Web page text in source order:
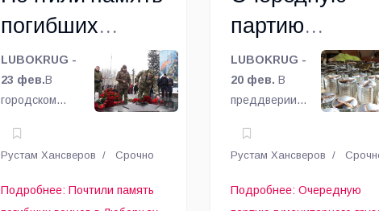
Отечества,
сообщает
Ассоциация
погибших
воинов в
Люберцах
LUBOKRUG -
23 фев.В
городском
Люберцы
накануне Дня
Отечества
Рустам Хансверов Срочно
Подробнее: Почтили память
партию
гуманитарного
груза
волонтёры
Дзержинского
Люберецкого
LUBOKRUG -
20 фев. В
преддверии
защитника
Отечества
общественного
Рустам Хансверов
Подробнее: Очередную